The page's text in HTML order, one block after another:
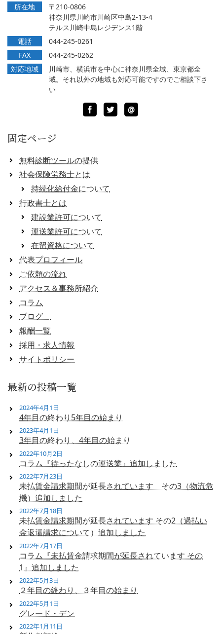
所在地
〒210-0806
神奈川県川崎市川崎区中島2-13-4
テルス川崎中島レジデンス1階
電話
044-245-0261
FAX
044-245-0262
対応地域
川崎市、横浜市を中心に神奈川県全域、東京都全
域。それ以外の地域も対応可能ですのでご相談下さ
い
Facebook
Twitter
LINE
@
固定ページ
無料診断ツールの提供
社会保険労務士とは
持続化給付金について
行政書士とは
建設業許可について
運送業許可について
在留資格について
代表プロフィール
ご依頼の流れ
アクセス＆事務所紹介
コラム
ブログ
報酬一覧
採用・求人情報
サイトポリシー
最新の投稿一覧
4年目の終わり5年目の始まり
2024年4月1日
3年目の終わり、4年目の始まり
2023年4月1日
コラム『待ったなしの運送業』追加しました
2022年10月2日
未払賃金請求期間が延長されています その3（物流危
機）追加しました
2022年7月23日
未払賃金請求期間が延長されています その2（過払い
金返還請求について）追加しました
2022年7月18日
コラム『未払賃金請求期間が延長されています その
1』追加しました
2022年7月17日
２年目の終わり、３年目の始まり
2022年5月3日
グレード・デン
2022年5月1日
2022年1月11日